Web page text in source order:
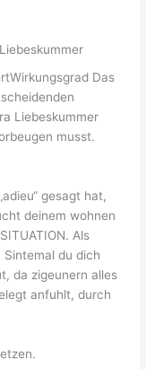
Das
Liebeskummer
musst.
gesagt hat,
deinem wohnen
Als
du dich
da zigeunern alles
anfuhlt, durch